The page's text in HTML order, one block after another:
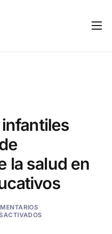
la salud en